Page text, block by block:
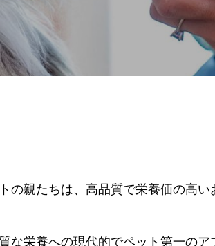
の親たちは、高品質で栄養価の高
栄養への現代的でペット第一のア